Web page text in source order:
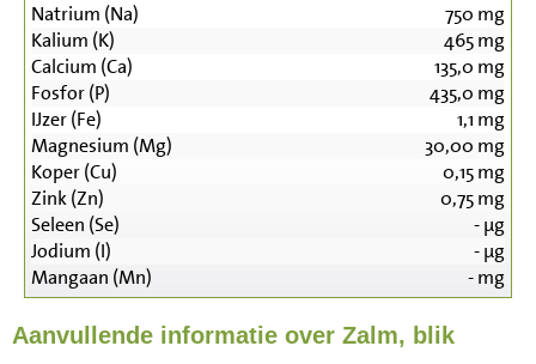
Natrium (Na) 750 mg
Kalium (K)
465mg
Calcium (Ca)
135,0 mg
Fosfor (P)
435,0 mg
IJzer (Fe)
1,1 mg
Magnesium (Mg)
30,00 mg
Koper (Cu)
0,15mg
Zink (Zn)
0,75mg
Seleen (Se)
-µg
Jodium (I)
-µg
Mangaan (Mn)
-mg
Aanvullende informatie over Zalm, blik